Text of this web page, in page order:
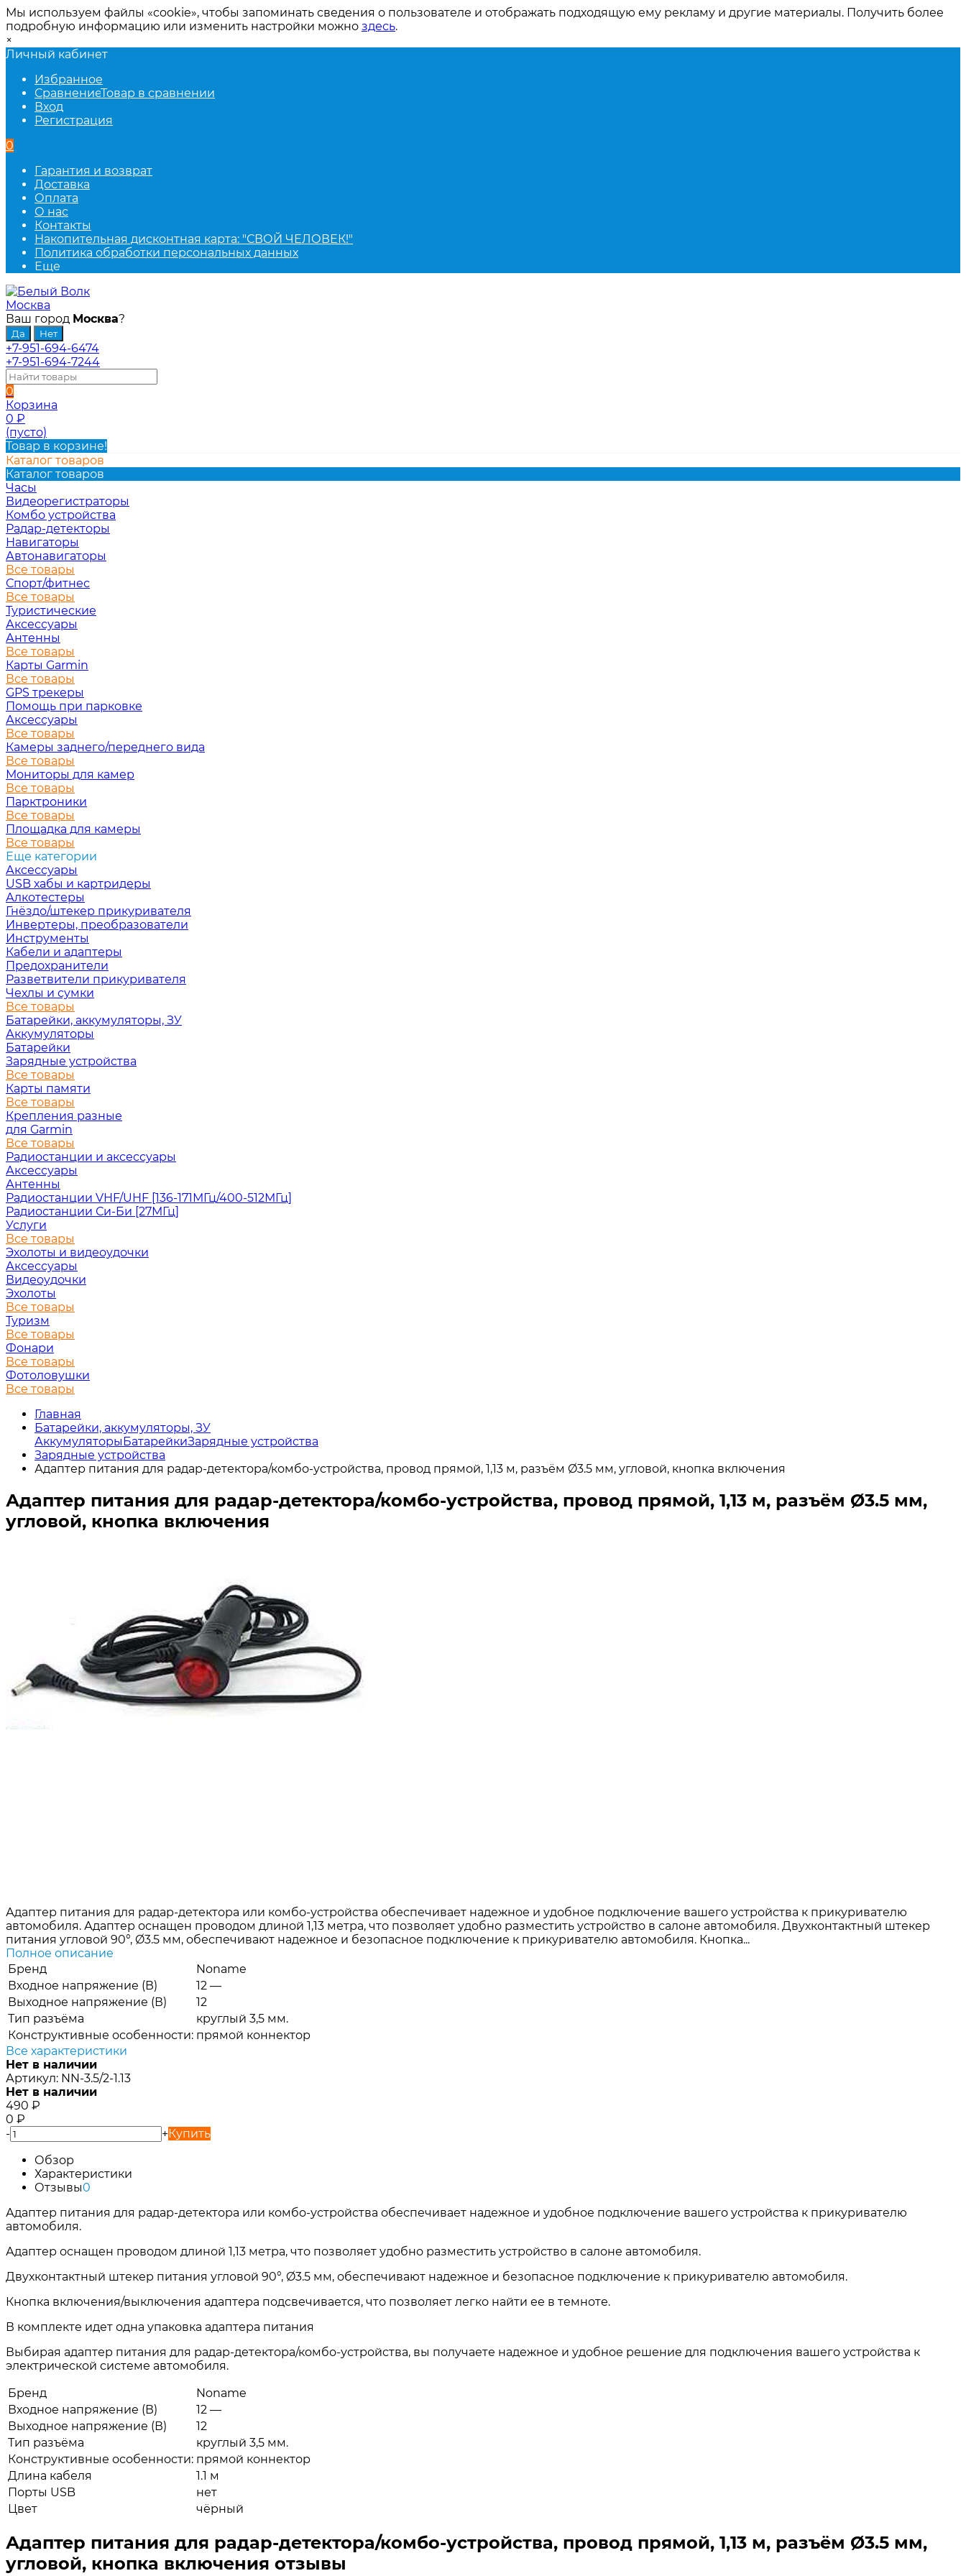
Мы используем файлы «cookie», чтобы запоминать сведения о пользователе и отображать подходящую ему рекламу и другие материалы. Получить более
подробную информацию или изменить настройки можно здесь.
×
Личный кабинет
Избранное
СравнениеТовар в сравнении
Вход
Регистрация
0
Гарантия и возврат
Доставка
Оплата
О нас
Контакты
Накопительная дисконтная карта: "СВОЙ ЧЕЛОВЕК!"
Политика обработки персональных данных
Еще
Москва
Ваш город Москва?
+7-951-694-6474
+7-951-694-7244
0
Корзина
0 ₽
(пусто)
Товар в корзине!
Каталог товаров
Каталог товаров
Часы
Видеорегистраторы
Комбо устройства
Радар-детекторы
Навигаторы
Автонавигаторы
Все товары
Спорт/фитнес
Все товары
Туристические
Аксессуары
Антенны
Все товары
Карты Garmin
Все товары
GPS трекеры
Помощь при парковке
Аксессуары
Все товары
Камеры заднего/переднего вида
Все товары
Мониторы для камер
Все товары
Парктроники
Все товары
Площадка для камеры
Все товары
Еще категории
Аксессуары
USB хабы и картридеры
Алкотестеры
Гнёздо/штекер прикуривателя
Инвертеры, преобразователи
Инструменты
Кабели и адаптеры
Предохранители
Разветвители прикуривателя
Чехлы и сумки
Все товары
Батарейки, аккумуляторы, ЗУ
Аккумуляторы
Батарейки
Зарядные устройства
Все товары
Карты памяти
Все товары
Крепления разные
для Garmin
Все товары
Радиостанции и аксессуары
Аксессуары
Антенны
Радиостанции VHF/UHF [136-171МГц/400-512МГц]
Радиостанции Си-Би [27МГц]
Услуги
Все товары
Эхолоты и видеоудочки
Аксессуары
Видеоудочки
Эхолоты
Все товары
Туризм
Все товары
Фонари
Все товары
Фотоловушки
Все товары
Главная
Батарейки, аккумуляторы, ЗУ
АккумуляторыБатарейкиЗарядные устройства
Зарядные устройства
Адаптер питания для радар-детектора/комбо-устройства, провод прямой, 1,13 м, разъём Ø3.5 мм, угловой, кнопка включения
Адаптер питания для радар-детектора/комбо-устройства, провод прямой, 1,13 м, разъём Ø3.5 мм,
угловой, кнопка включения
Адаптер питания для радар-детектора или комбо-устройства обеспечивает надежное и удобное подключение вашего устройства к прикуривателю
автомобиля. Адаптер оснащен проводом длиной 1,13 метра, что позволяет удобно разместить устройство в салоне автомобиля. Двухконтактный штекер
питания угловой 90°, Ø3.5 мм, обеспечивают надежное и безопасное подключение к прикуривателю автомобиля. Кнопка...
Полное описание
Бренд
Noname
Входное напряжение (В)
12 —
Выходное напряжение (В)
12
Тип разъёма
круглый 3,5 мм.
Конструктивные особенности: прямой коннектор
Все характеристики
Нет в наличии
Артикул: NN-3.5/2-1.13
Нет в наличии
490 ₽
0 ₽
-
+Купить
Обзор
Характеристики
Отзывы0
Адаптер питания для радар-детектора или комбо-устройства обеспечивает надежное и удобное подключение вашего устройства к прикуривателю
автомобиля.
Адаптер оснащен проводом длиной 1,13 метра, что позволяет удобно разместить устройство в салоне автомобиля.
Двухконтактный штекер питания угловой 90°, Ø3.5 мм, обеспечивают надежное и безопасное подключение к прикуривателю автомобиля.
Кнопка включения/выключения адаптера подсвечивается, что позволяет легко найти ее в темноте.
В комплекте идет одна упаковка адаптера питания
Выбирая адаптер питания для радар-детектора/комбо-устройства, вы получаете надежное и удобное решение для подключения вашего устройства к
электрической системе автомобиля.
Бренд
Noname
Входное напряжение (В)
12 —
Выходное напряжение (В)
12
Тип разъёма
круглый 3,5 мм.
Конструктивные особенности: прямой коннектор
Длина кабеля
1.1 м
Порты USB
нет
Цвет
чёрный
Адаптер питания для радар-детектора/комбо-устройства, провод прямой, 1,13 м, разъём Ø3.5 мм,
угловой, кнопка включения отзывы